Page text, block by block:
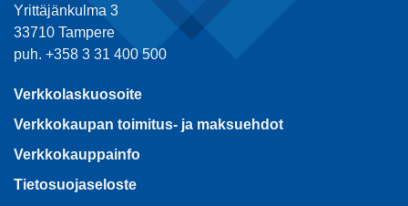
Yrittäjänkulma 3
33710 Tampere
puh. +358 3 31 400 500
Verkkolaskuosoite
Verkkokaupan toimitus- ja maksuehdot
Verkkokauppainfo
Tietosuojaseloste